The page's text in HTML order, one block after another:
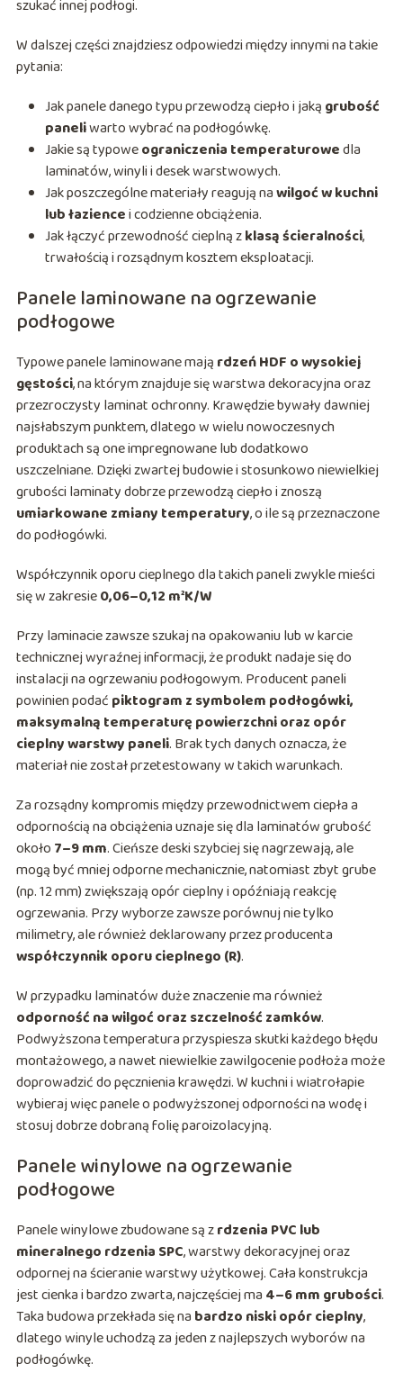
szukać innej podłogi.
W dalszej części znajdziesz odpowiedzi między innymi na takie
pytania:
Jak panele danego typu przewodzą ciepło i jaką grubość
paneliwarto wybrać na podłogówkę.
Jakie są typoweograniczenia temperaturowedla
laminatów, winyli i desek warstwowych.
Jak poszczególne materiały reagują nawilgoć w kuchni
lub łaziencei codzienne obciążenia.
Jak łączyć przewodność cieplną zklasą ścieralności,
trwałością i rozsądnym kosztem eksploatacji.
Panele laminowane na ogrzewanie
podłogowe
Typowe panele laminowane mają rdzeń HDF o wysokiej
gęstości, na którym znajduje się warstwa dekoracyjna oraz
przezroczysty laminat ochronny. Krawędzie bywały dawniej
najsłabszym punktem, dlatego w wielu nowoczesnych
produktach są one impregnowane lub dodatkowo
uszczelniane. Dzięki zwartej budowie i stosunkowo niewielkiej
grubości laminaty dobrze przewodzą ciepło i znoszą
umiarkowane zmiany temperatury, o ile są przeznaczone
do podłogówki.
Współczynnik oporu cieplnego dla takich paneli zwykle mieści
się w zakresie0,06–0,12 m²K/W
Przy laminacie zawsze szukaj na opakowaniu lub w karcie
technicznej wyraźnej informacji, że produkt nadaje się do
instalacji na ogrzewaniu podłogowym. Producent paneli
powinien podać piktogram z symbolem podłogówki,
maksymalną temperaturę powierzchni oraz opór
cieplny warstwy paneli. Brak tych danych oznacza, że
materiał nie został przetestowany w takich warunkach.
Za rozsądny kompromis między przewodnictwem ciepła a
odpornością na obciążenia uznaje się dla laminatów grubość
około 7–9 mm. Cieńsze deski szybciej się nagrzewają, ale
mogą być mniej odporne mechanicznie, natomiast zbyt grube
(np. 12 mm) zwiększają opór cieplny i opóźniają reakcję
ogrzewania. Przy wyborze zawsze porównuj nie tylko
milimetry, ale również deklarowany przez producenta
współczynnik oporu cieplnego (R).
W przypadku laminatów duże znaczenie ma również
odporność na wilgoć oraz szczelność zamków.
Podwyższona temperatura przyspiesza skutki każdego błędu
montażowego, a nawet niewielkie zawilgocenie podłoża może
doprowadzić do pęcznienia krawędzi. W kuchni i wiatrołapie
wybieraj więc panele o podwyższonej odporności na wodę i
stosuj dobrze dobraną folię paroizolacyjną.
Panele winylowe na ogrzewanie
podłogowe
Panele winylowe zbudowane są zrdzenia PVC lub
mineralnego rdzenia SPC, warstwy dekoracyjnej oraz
odpornej na ścieranie warstwy użytkowej. Cała konstrukcja
jest cienka i bardzo zwarta, najczęściej ma 4–6 mm grubości.
Taka budowa przekłada się na bardzo niski opór cieplny,
dlatego winyle uchodzą za jeden z najlepszych wyborów na
podłogówkę.